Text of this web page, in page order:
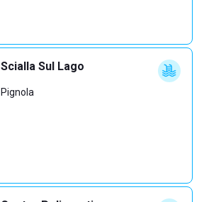
Scialla Sul Lago
Pignola